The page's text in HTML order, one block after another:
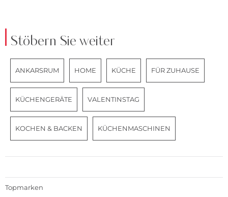
Stöbern Sie weiter
ANKARSRUM HOME KÜCHE FÜR ZUHAUSE
KÜCHENGERÄTE VALENTINSTAG
KOCHEN & BACKEN KÜCHENMASCHINEN
Topmarken